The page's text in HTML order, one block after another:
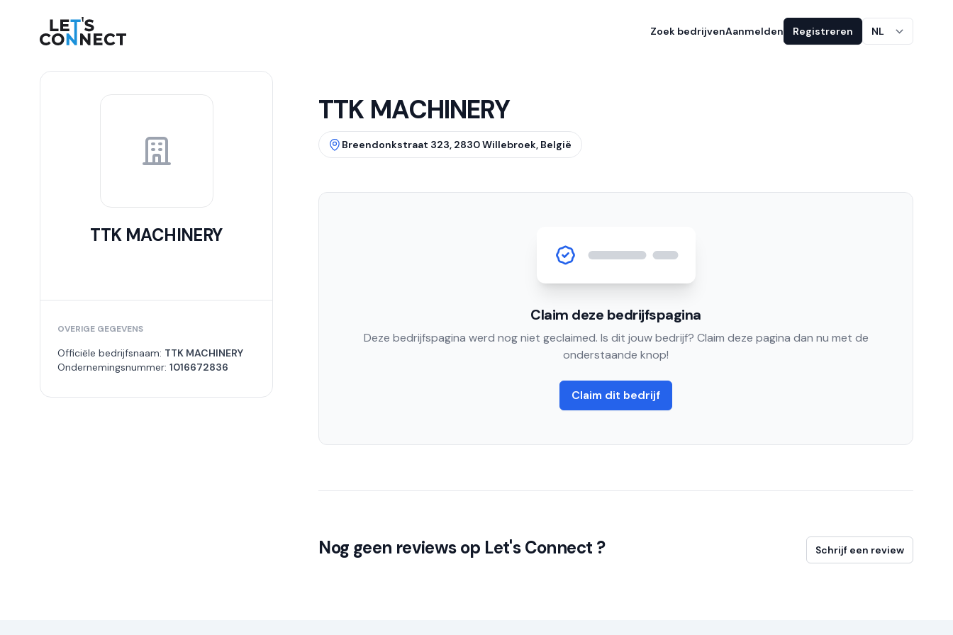
Let's Connect Zoek bedrijvenAanmelden Registreren NL
TTK MACHINERY
OVERIGE GEGEVENS
Officiële bedrijfsnaam: TTK MACHINERY
Ondernemingsnummer: 1016672836
TTK MACHINERY
Breendonkstraat 323, 2830 Willebroek, België
Claim deze bedrijfspagina
Deze bedrijfspagina werd nog niet geclaimed. Is dit jouw bedrijf? Claim deze pagina dan nu met de
onderstaande knop!
Claim dit bedrijf
Nog geen reviews op Let's Connect ? Schrijf een review